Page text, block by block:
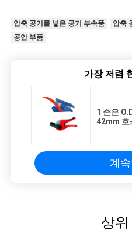
압축 공기를 넣은 공기 부속품
압축
공압 부품
가장 저렴
1 손은
42mm 호
계
상